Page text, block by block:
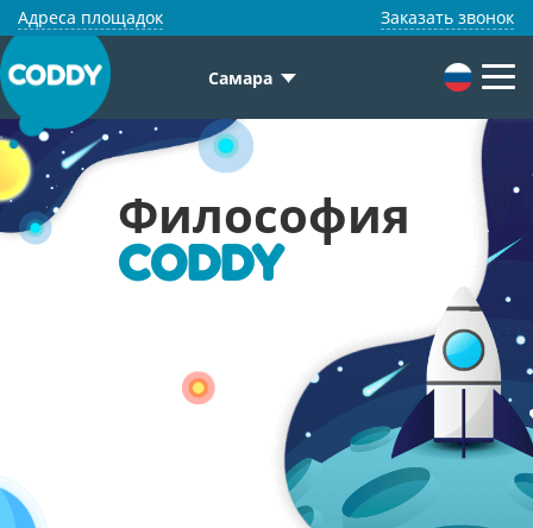
Адреса площадок Заказать звонок
Самара
Философия
CODDY